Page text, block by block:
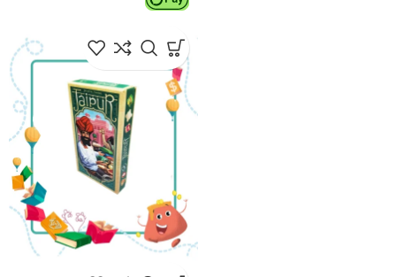
بازی فکری پولکی
تومان649,000
باقی مانده:1